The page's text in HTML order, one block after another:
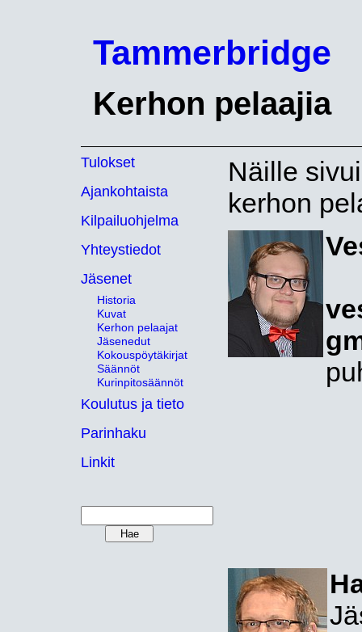
Tammerbridge
Kerhon pelaajia
Tulokset
Ajankohtaista
Kilpailuohjelma
Yhteystiedot
Jäsenet
Historia
Kuvat
Kerhon pelaajat
Jäsenedut
Kokouspöytäkirjat
Säännöt
Kurinpitosäännöt
Koulutus ja tieto
Parinhaku
Linkit
Näille
kerhon